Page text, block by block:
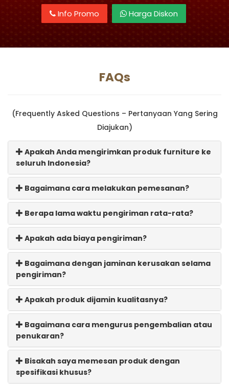
Info Promo Harga Diskon
FAQs
(Frequently Asked Questions – Pertanyaan Yang Sering
Diajukan)
Apakah Anda mengirimkan produk furniture ke
seluruh Indonesia?
Bagaimana cara melakukan pemesanan?
Berapa lama waktu pengiriman rata-rata?
Apakah ada biaya pengiriman?
Bagaimana dengan jaminan kerusakan selama
pengiriman?
Apakah produk dijamin kualitasnya?
Bagaimana cara mengurus pengembalian atau
penukaran?
Bisakah saya memesan produk dengan
spesifikasi khusus?